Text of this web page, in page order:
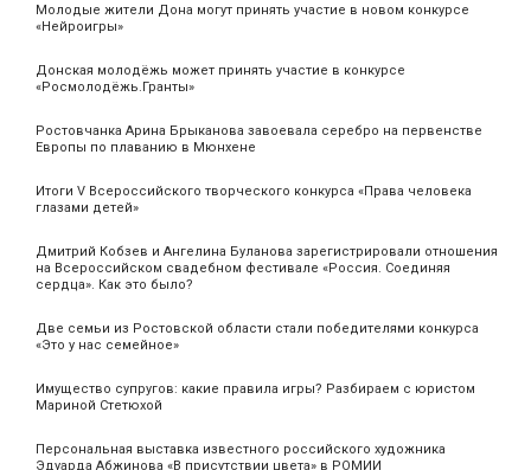
Молодые жители Дона могут принять участие в новом конкурсе
«Нейроигры»
Донская молодёжь может принять участие в конкурсе
«Росмолодёжь.Гранты»
Ростовчанка Арина Брыканова завоевала серебро на первенстве
Европы по плаванию в Мюнхене
Итоги V Всероссийского творческого конкурса «Права человека
глазами детей»
Дмитрий Кобзев и Ангелина Буланова зарегистрировали отношения
на Всероссийском свадебном фестивале «Россия. Соединяя
сердца». Как это было?
Две семьи из Ростовской области стали победителями конкурса
«Это у нас семейное»
Имущество супругов: какие правила игры? Разбираем с юристом
Мариной Стетюхой
Персональная выставка известного российского художника
Эдуарда Абжинова «В присутствии цвета» в РОМИИ